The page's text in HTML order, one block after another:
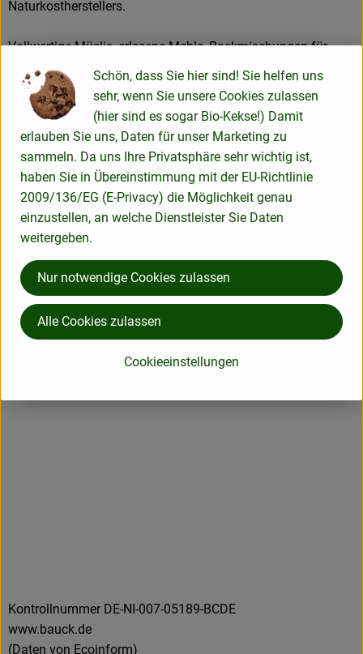
Naturkostherstellers.
Vollwertige Müslis, erlesene Mehle, Backmischungen für
saftige Torten, Kuchen und Brote, nahrhafte Porridges und
herzhafte Veggie-Mischungen, alles oft glutenfrei, weizenfrei
und vegan – unter der Marke Bauck Mühle vertreibt die
Bauck GmbH heute rund 150 Produkte. Immer unter dem
Motto: „Bio. Aus Liebe zur Zukunft.“
Die Bauck Mühle steht für innovative Rezepturen, in denen
ausschließlich Bio- und Demeter-Rohstoffe verarbeitet
werden und die einfach zuzubereiten sind. Seit 2005 ist der
Mühlenbetrieb außerdem auf glutenfreie Produkte, die der
ganzen Familie schmecken, spezialisiert. Dazu tragen eine
eigene Glutenfrei-Mühle, glutenfreie Mischanlangen sowie
ein eigenes Glutenfrei-Labor bei.
Kontrollnummer DE-NI-007-05189-BCDE
www.bauck.de
(Daten von Ecoinform)
Schön, dass Sie hier sind! Sie helfen uns
sehr, wenn Sie unsere Cookies zulassen
(hier sind es sogar Bio-Kekse!) Damit
erlauben Sie uns, Daten für unser Marketing zu
sammeln. Da uns Ihre Privatsphäre sehr wichtig ist,
haben Sie in Übereinstimmung mit der EU-Richtlinie
2009/136/EG (E-Privacy) die Möglichkeit genau
einzustellen, an welche Dienstleister Sie Daten
weitergeben.
Cookieeinstellungen
Nur notwendige Cookies zulassen
Alle Cookies zulassen